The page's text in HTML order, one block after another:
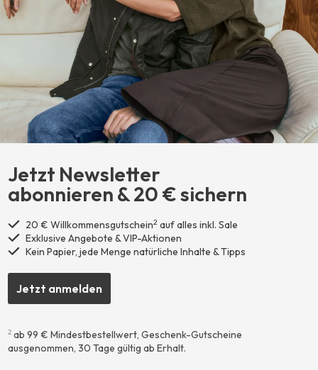
Jetzt Newsletter
abonnieren ​& 20 € sichern
20 € Willkommensgutschein2 auf alles inkl. Sale
Exklusive Angebote & VIP-Aktionen
Kein Papier, jede Menge natürliche Inhalte & Tipps
Jetzt anmelden
2 ab 99 € Mindestbestellwert, Geschenk-Gutscheine
ausgenommen, 30 Tage gültig ab Erhalt.